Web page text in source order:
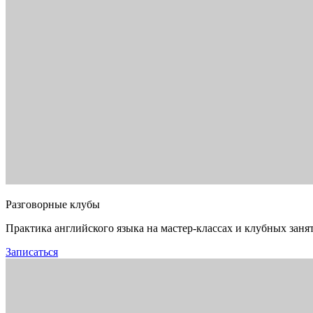
Разговорные клубы
Практика английского языка на мастер-классах и клубных
Записаться